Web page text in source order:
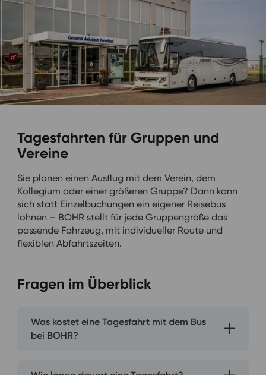
Tagesfahrten für Gruppen und
Vereine
Sie planen einen Ausflug mit dem Verein, dem
Kollegium oder einer größeren Gruppe? Dann kann
sich statt Einzelbuchungen ein eigener Reisebus
lohnen – BOHR stellt für jede Gruppengröße das
passende Fahrzeug, mit individueller Route und
flexiblen Abfahrtszeiten.
Fragen im Überblick
Was kostet eine Tagesfahrt mit dem Bus
bei BOHR?